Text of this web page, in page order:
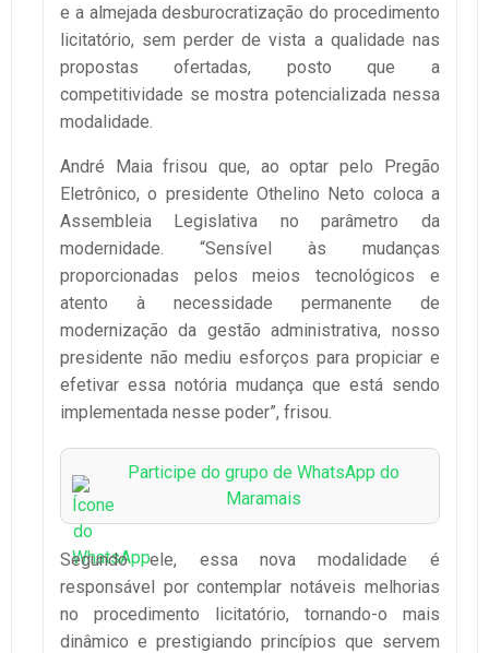
e a almejada desburocratização do procedimento
licitatório, sem perder de vista a qualidade nas
propostas ofertadas, posto que a
competitividade se mostra potencializada nessa
modalidade.
André Maia frisou que, ao optar pelo Pregão
Eletrônico, o presidente Othelino Neto coloca a
Assembleia Legislativa no parâmetro da
modernidade. “Sensível às mudanças
proporcionadas pelos meios tecnológicos e
atento à necessidade permanente de
modernização da gestão administrativa, nosso
presidente não mediu esforços para propiciar e
efetivar essa notória mudança que está sendo
implementada nesse poder”, frisou.
Participe do grupo de WhatsApp do
Maramais
Segundo ele, essa nova modalidade é
responsável por contemplar notáveis melhorias
no procedimento licitatório, tornando-o mais
dinâmico e prestigiando princípios que servem